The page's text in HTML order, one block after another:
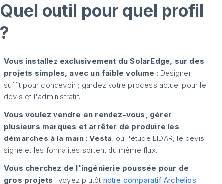
Quel outil pour quel profil
?
Vous installez exclusivement du SolarEdge, sur des
projets simples, avec un faible volume : Designer
suffit pour concevoir ; gardez votre process actuel pour le
devis et l'administratif.
Vous voulez vendre en rendez-vous, gérer
plusieurs marques et arrêter de produire les
démarches à la main:Vesta, où l'étude LIDAR, le devis
signé et les formalités sortent du même flux.
Vous cherchez de l'ingénierie poussée pour de
gros projets : voyez plutôt notre comparatif Archelios.